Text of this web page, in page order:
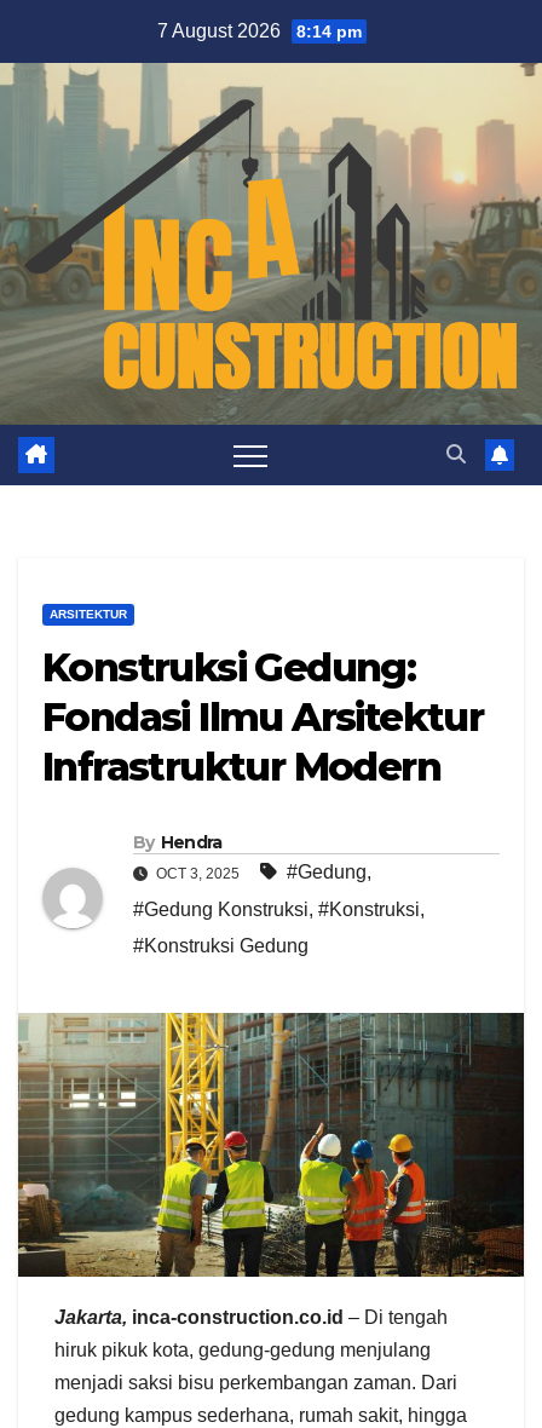
content
7 August 2026 8:14 pm
ARSITEKTUR
Konstruksi Gedung:
Fondasi Ilmu Arsitektur
Infrastruktur Modern
By Hendra
OCT 3, 2025 #Gedung,
#Gedung Konstruksi, #Konstruksi,
#Konstruksi Gedung
Jakarta, inca-construction.co.id – Di tengah
hiruk pikuk kota, gedung-gedung menjulang
menjadi saksi bisu perkembangan zaman. Dari
gedung kampus sederhana, rumah sakit, hingga